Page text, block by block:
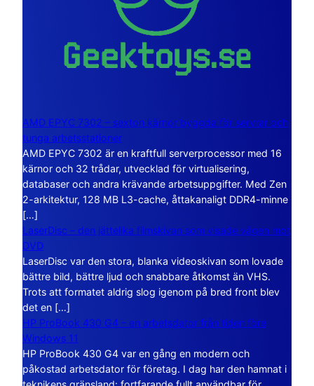
AMD EPYC 7302 – sexton kärnor byggda för servrar och
tunga arbetsstationer
AMD EPYC 7302 är en kraftfull serverprocessor med 16
kärnor och 32 trådar, utvecklad för virtualisering,
databaser och andra krävande arbetsuppgifter. Med Zen
2-arkitektur, 128 MB L3-cache, åttakanaligt DDR4-minne
[…]
LaserDisc – den jättelika filmskivan som visade vägen mot
DVD
LaserDisc var den stora, blanka videoskivan som lovade
bättre bild, bättre ljud och snabbare åtkomst än VHS.
Trots att formatet aldrig slog igenom på bred front blev
det en […]
HP ProBook 430 G4 – en arbetsdator från tiden före
Windows 11
HP ProBook 430 G4 var en gång en modern och
påkostad arbetsdator för företag. I dag har den hamnat i